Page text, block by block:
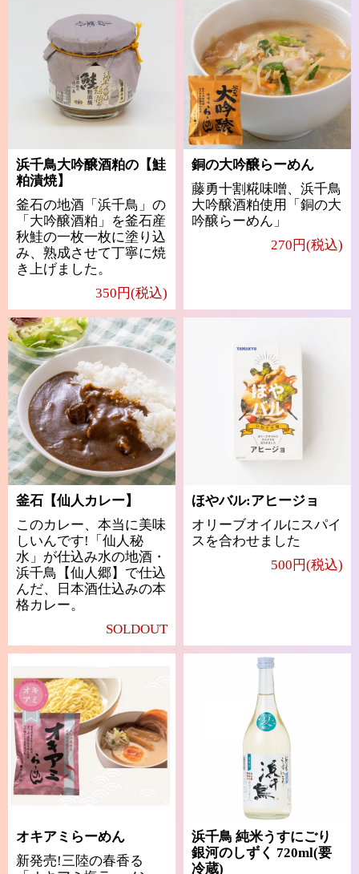
浜千鳥大吟醸酒粕の【鮭
粕漬焼】
釜石の地酒「浜千鳥」の
「大吟醸酒粕」を釜石産
秋鮭の一枚一枚に塗り込
み、熟成させて丁寧に焼
き上げました。
350円(税込)
銅の大吟醸らーめん
藤勇十割糀味噌、浜千鳥
大吟醸酒粕使用「銅の大
吟醸らーめん」
270円(税込)
釜石【仙人カレー】
このカレー、本当に美味
しいんです!「仙人秘
水」が仕込み水の地酒・
浜千鳥【仙人郷】で仕込
んだ、日本酒仕込みの本
格カレー。
SOLDOUT
ほやバル:アヒージョ
オリーブオイルにスパイ
スを合わせました
500円(税込)
オキアミらーめん
新発売!三陸の春香る
浜千鳥 純米うすにごり
銀河のしずく 720ml(要
冷蔵)